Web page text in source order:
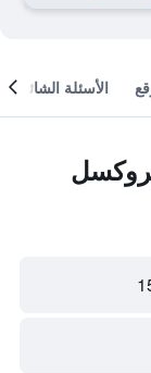
الأسئلة الشائعة